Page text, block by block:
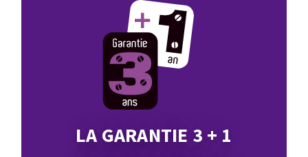
Cales à poncer et patins
Plateaux supports
Eponges abrasive
Disques abrasifs agglomérés
Meules d'ébarbage
TRAITEMENT DE SURFACE
Disques à lamelles
LA GARANTIE 3 + 1